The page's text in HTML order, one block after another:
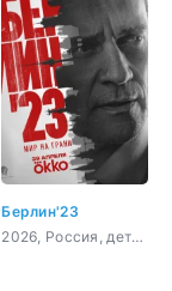
Берлин'23
2026, Россия, детектив